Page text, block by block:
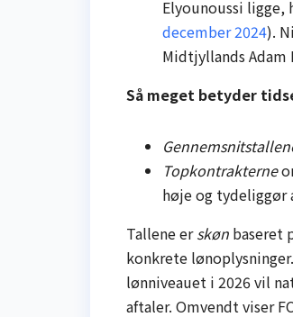
Elyounoussi ligge,
december 2024).
Midtjyllands Adam
Så meget betyder
Topkontrakterne
høje og tydeliggør
Tallene erskøn baseret
konkrete
lønniveauet i 2026 vil
aftaler. Omvendt viser